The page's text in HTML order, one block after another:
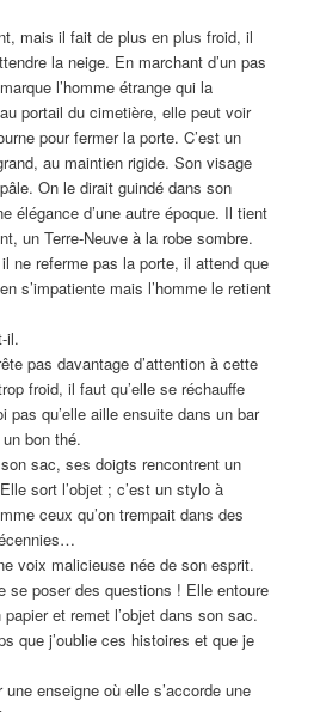
mais il fait de plus en plus froid, il
la neige. En marchant d’un pas
l’homme étrange qui la
portail du cimetière, elle peut voir
pour fermer la porte. C’est un
au maintien rigide. Son visage
On le dirait guindé dans son
élégance d’une autre époque. Il tient
un Terre-Neuve à la robe sombre.
ne referme pas la porte, il attend que
s’impatiente mais l’homme le retient
il.
pas davantage d’attention à cette
froid, il faut qu’elle se réchauffe
pas qu’elle aille ensuite dans un bar
bon thé.
sac, ses doigts rencontrent un
sort l’objet ; c’est un stylo à
ceux qu’on trempait dans des
voix malicieuse née de son esprit.
se poser des questions ! Elle entoure
et remet l’objet dans son sac.
que j’oublie ces histoires et que je
enseigne où elle s’accorde une